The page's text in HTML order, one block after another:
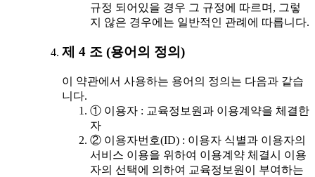
규정 되어있을 경우 그 규정에 따르며, 그렇
지 않은 경우에는 일반적인 관례에 따릅니다.
제 4 조 (용어의 정의)
이 약관에서 사용하는 용어의 정의는 다음과 같습
니다.
① 이용자 : 교육정보원과 이용계약을 체결한
자
② 이용자번호(ID) : 이용자 식별과 이용자의
서비스 이용을 위하여 이용계약 체결시 이용
자의 선택에 의하여 교육정보원이 부여하는